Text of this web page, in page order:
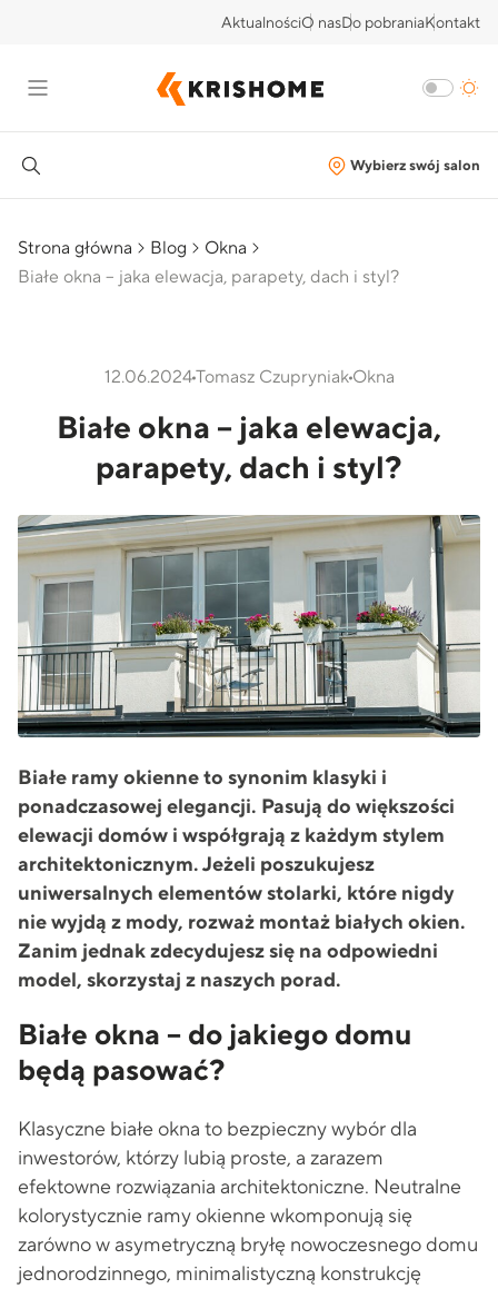
AktualnościO nasDo pobraniaKontakt
Wybierz swój salon
Strona główna Blog
Okna
Białe okna – jaka elewacja, parapety, dach i styl?
12.06.2024Tomasz CzupryniakOkna
Białe okna – jaka elewacja,
parapety, dach i styl?
Białe ramy okienne to synonim klasyki i
ponadczasowej elegancji. Pasują do większości
elewacji domów i współgrają z każdym stylem
architektonicznym. Jeżeli poszukujesz
uniwersalnych elementów stolarki, które nigdy
nie wyjdą z mody, rozważ montaż białych okien.
Zanim jednak zdecydujesz się na odpowiedni
model, skorzystaj z naszych porad.
Białe okna – do jakiego domu
będą pasować?
Klasyczne białe okna to bezpieczny wybór dla
inwestorów, którzy lubią proste, a zarazem
efektowne rozwiązania architektoniczne. Neutralne
kolorystycznie ramy okienne wkomponują się
zarówno w asymetryczną bryłę nowoczesnego domu
jednorodzinnego, minimalistyczną konstrukcję